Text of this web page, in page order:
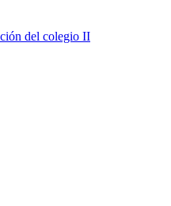
del colegio II